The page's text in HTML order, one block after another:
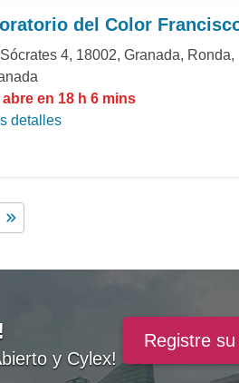
del Color
4, 18002, Granada, Ronda,
abre en 18 h 6 mins
detalles
y Cylex!
Registre